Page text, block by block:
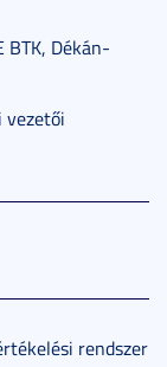
BTK, Dékán-
vezetői
rendszer